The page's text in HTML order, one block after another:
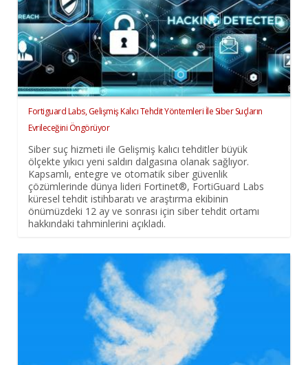
Fortiguard Labs, Gelişmiş Kalıcı Tehdit Yöntemleri İle Siber Suçların
Evrileceğini Öngörüyor
Siber suç hizmeti ile Gelişmiş kalıcı tehditler büyük
ölçekte yıkıcı yeni saldırı dalgasına olanak sağlıyor.
Kapsamlı, entegre ve otomatik siber güvenlik
çözümlerinde dünya lideri Fortinet®, FortiGuard Labs
küresel tehdit istihbaratı ve araştırma ekibinin
önümüzdeki 12 ay ve sonrası için siber tehdit ortamı
hakkındaki tahminlerini açıkladı.